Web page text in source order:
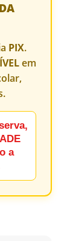
PIX.
em
a